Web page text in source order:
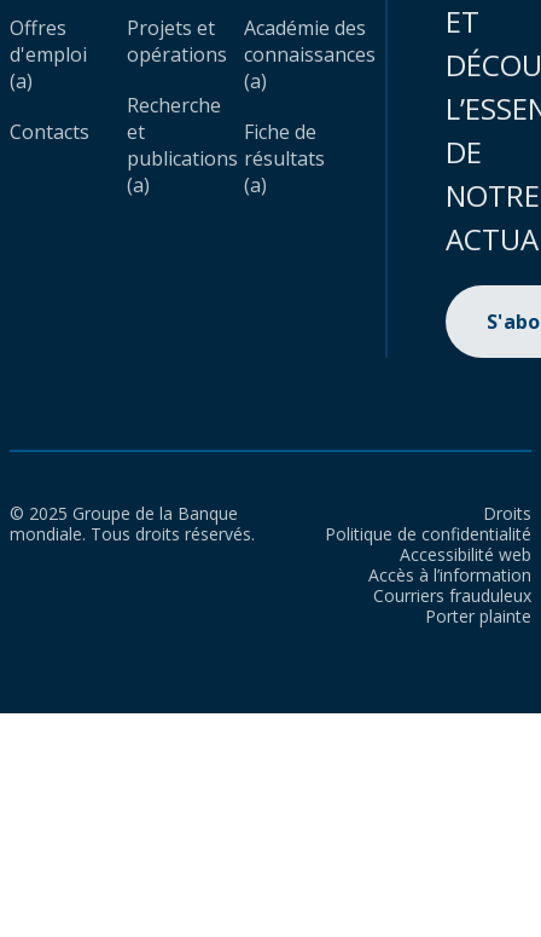
Offres
d'emploi
(a)
Contacts
Projets et
opérations
Recherche
et
publications
(a)
Académie des
connaissances
(a)
Fiche de
résultats
(a)
ET
DE
NOTRE
© 2025 Groupe de la Banque
mondiale. Tous droits réservés.
Droits
Politique de confidentialité
Accessibilité web
Accès à l’information
Courriers frauduleux
Porter plainte